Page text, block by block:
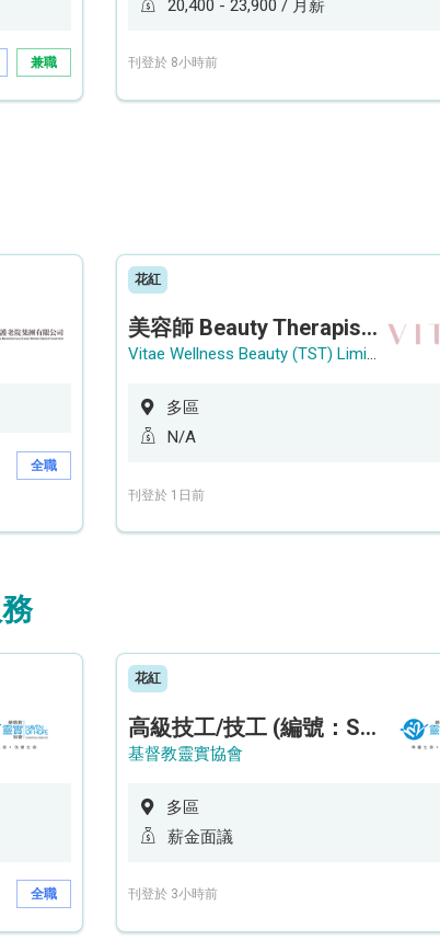
兼職
20,400 - 23,900 / 月薪
刊登於 8小時前
全職
花紅
美容師 Beauty Therapist (銅鑼灣 / 尖沙咀)
Vitae Wellness Beauty (TST) Limited
多區
N/A
刊登於 1日前
全職
花紅
高級技工/技工 (編號：SSO/FM/A/CTE)
基督教靈實協會
多區
薪金面議
刊登於 3小時前